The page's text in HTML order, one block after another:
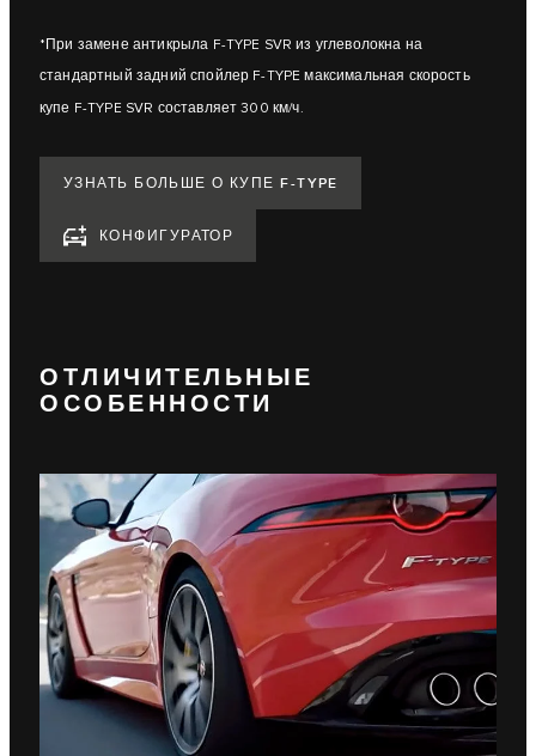
*При замене антикрыла F-TYPE SVR из углеволокна на
стандартный задний спойлер F-TYPE максимальная скорость
купе F-TYPE SVR составляет 300 км/ч.
УЗНАТЬ БОЛЬШЕ О КУПЕ F-TYPE
КОНФИГУРАТОР
ОТЛИЧИТЕЛЬНЫЕ
ОСОБЕННОСТИ